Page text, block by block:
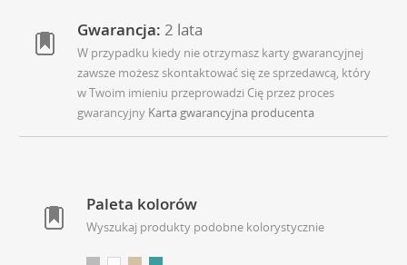
Gwarancja: 2 lata
W przypadku kiedy nie otrzymasz karty gwarancyjnej
zawsze możesz skontaktować się ze sprzedawcą, który
w Twoim imieniu przeprowadzi Cię przez proces
gwarancyjny Karta gwarancyjna producenta
Paleta kolorów
Wyszukaj produkty podobne kolorystycznie